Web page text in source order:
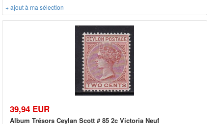
+ ajout à ma sélection
39,94 EUR
Album Trésors Ceylan Scott # 85 2c Victoria Neuf